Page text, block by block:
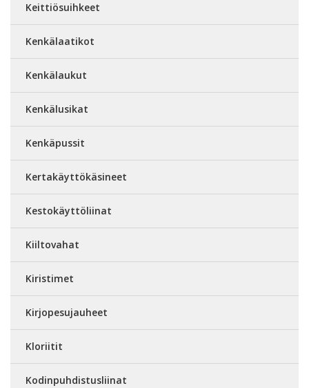
Keittiösuihkeet
Kenkälaatikot
Kenkälaukut
Kenkälusikat
Kenkäpussit
Kertakäyttökäsineet
Kestokäyttöliinat
Kiiltovahat
Kiristimet
Kirjopesujauheet
Kloriitit
Kodinpuhdistusliinat